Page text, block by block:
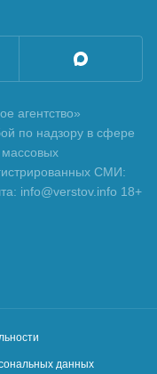
агентство»
по надзору в сфере
СМИ:
info@verstov.info 18+
данных